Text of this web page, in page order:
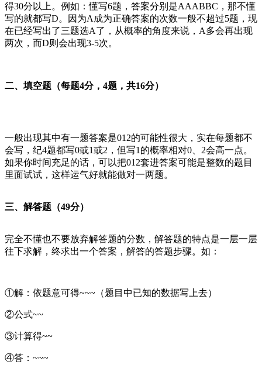
得30分以上。例如：懂写6题，答案分别是AAABBC，那不懂
写的就都写D。因为A成为正确答案的次数一般不超过5题，现
在已经写出了三题选A了，从概率的角度来说，A多会再出现
两次，而D则会出现3-5次。
二、填空题（每题4分，4题，共16分）
一般出现其中有一题答案是012的可能性很大，实在每题都不
会写，纪4题都写0或1或2，但写1的概率相对0、2会高一点。
如果你时间充足的话，可以把012套进答案可能是整数的题目
里面试试，这样运气好就能做对一两题。
三、解答题（49分）
完全不懂也不要放弃解答题的分数，解答题的特点是一层一层
往下求解，终求出一个答案，解答的答题步骤。如：
①解：依题意可得~~~（题目中已知的数据写上去）
②公式~~
③计算得~~
④答：~~~